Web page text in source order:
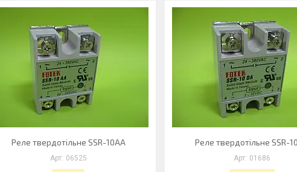
Реле твердотільне SSR-10AA
06525
Реле твердотільне SSR-
01686